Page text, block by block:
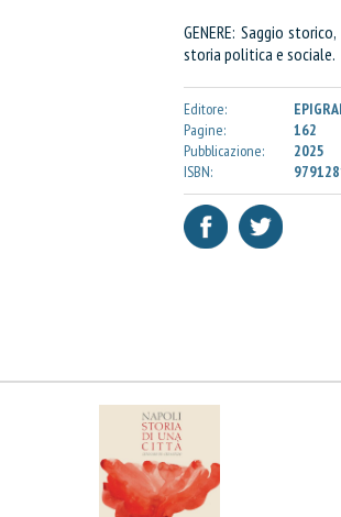
GENERE: Saggio
storia politica e sociale.
Editore:
Pagine:
162
Pubblicazione:
2025
ISBN: